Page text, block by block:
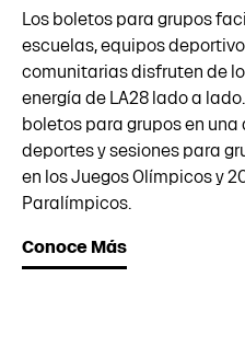
Los boletos para grupos
escuelas, equipos
comunitarias disfruten de
energía de LA28 lado a
boletos para grupos en
deportes y sesiones para
en los Juegos Olímpicos y
Paralímpicos.
Conoce Más